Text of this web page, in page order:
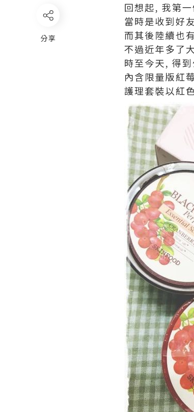
分享
回想起, 我第
當時是收到好
而其後陸續也
不過近年多了
時至今天, 得
內含限量版紅
護理套裝以紅